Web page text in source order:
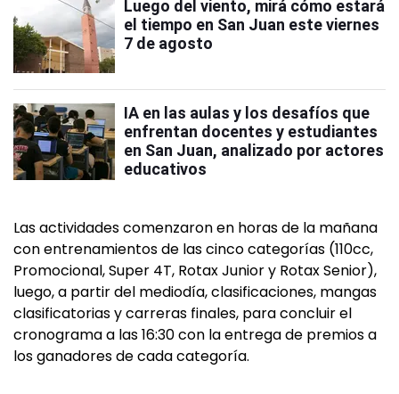
Luego del viento, mirá cómo estará
el tiempo en San Juan este viernes
7 de agosto
IA en las aulas y los desafíos que
enfrentan docentes y estudiantes
en San Juan, analizado por actores
educativos
Las actividades comenzaron en horas de la mañana
con entrenamientos de las cinco categorías (110cc,
Promocional, Super 4T, Rotax Junior y Rotax Senior),
luego, a partir del mediodía, clasificaciones, mangas
clasificatorias y carreras finales, para concluir el
cronograma a las 16:30 con la entrega de premios a
los ganadores de cada categoría.